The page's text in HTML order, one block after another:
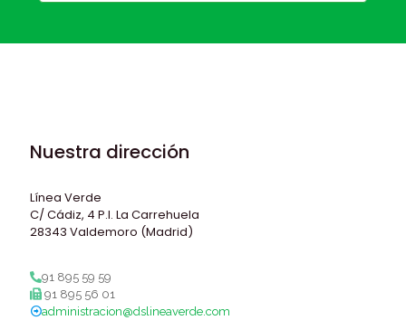
Nuestra dirección
Línea Verde
C/ Cádiz, 4 P.I. La Carrehuela
28343 Valdemoro (Madrid)
91 895 59 59
91 895 56 01
administracion@dslineaverde.com